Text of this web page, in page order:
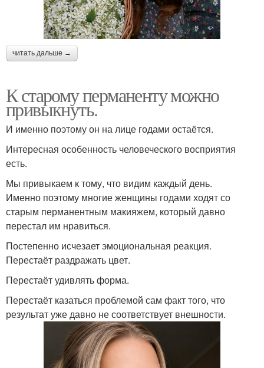
читать дальше →
К старому перманенту можно
привыкнуть.
И именно поэтому он на лице годами остаётся.
Интересная особенность человеческого восприятия
есть.
Мы привыкаем к тому, что видим каждый день.
Именно поэтому многие женщины годами ходят со
старым перманентным макияжем, который давно
перестал им нравиться.
Постепенно исчезает эмоциональная реакция.
Перестаёт раздражать цвет.
Перестаёт удивлять форма.
Перестаёт казаться проблемой сам факт того, что
результат уже давно не соответствует внешности.